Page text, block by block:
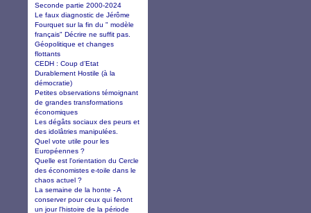
Seconde partie 2000-2024
Le faux diagnostic de Jérôme
Fourquet sur la fin du " modèle
français" Décrire ne suffit pas.
Géopolitique et changes
flottants
CEDH : Coup d’Etat
Durablement Hostile (à la
démocratie)
Petites observations témoignant
de grandes transformations
économiques
Les dégâts sociaux des peurs et
des idolâtries manipulées.
Quel vote utile pour les
Européennes ?
Quelle est l'orientation du Cercle
des économistes e-toile dans le
chaos actuel ?
La semaine de la honte - A
conserver pour ceux qui feront
un jour l'histoire de la période